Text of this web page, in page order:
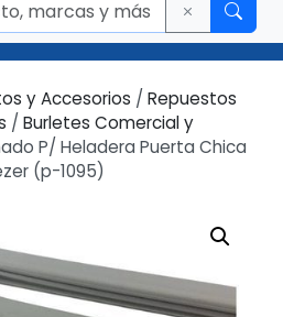
y Accesorios / Repuestos
/ Burletes Comercial y
P/ Heladera Puerta Chica
(p-1095)